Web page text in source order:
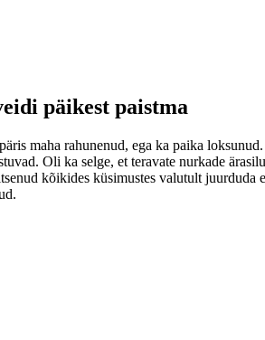
päikest paistma
maha rahunenud, ega ka paika
Oli ka selge, et teravate nurkade
kõikides küsimustes valutult